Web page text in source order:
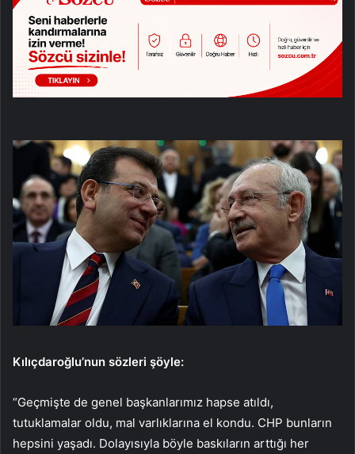
Kılıçdaroğlu’nun sözleri şöyle:
“Geçmişte de genel başkanlarımız hapse atıldı,
tutuklamalar oldu, mal varlıklarına el kondu. CHP bunların
hepsini yaşadı. Dolayısıyla böyle baskıların arttığı her